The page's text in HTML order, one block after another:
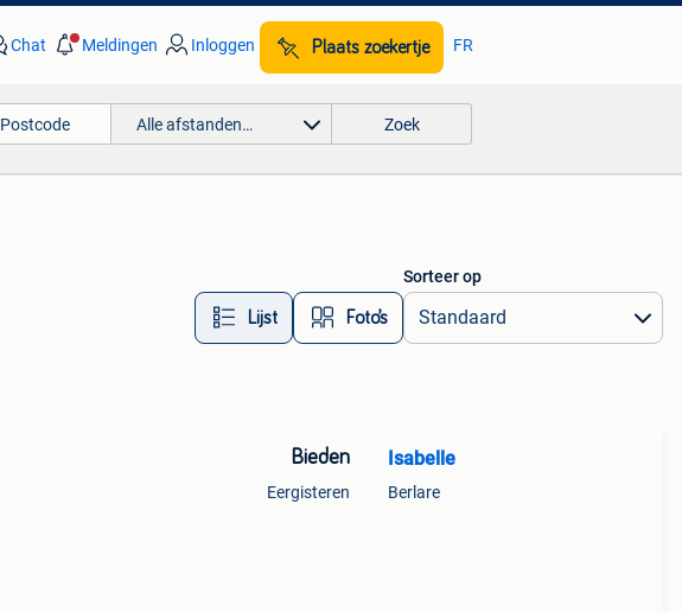
Chat Meldingen Inloggen Plaats zoekertje FR
Alle afstanden… Zoek
Lijst Foto’s
Sorteer op
Bieden
Eergisteren
Isabelle
Berlare